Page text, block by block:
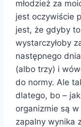
młodzież za
jest oczywiście
jest, że gdyby
wystarczyłoby
następnego
(albo trzy) i
do normy. Ale
dlatego, bo –
organizmie są
zapalny wynika